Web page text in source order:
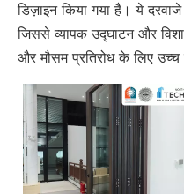
डिज़ाइन किया गया है। ये
जिससे व्यापक उद्घाटन और
और मौसम प्रतिरोध के लिए उच्च